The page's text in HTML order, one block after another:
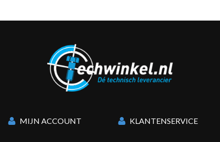
MIJN ACCOUNT KLANTENSERVICE